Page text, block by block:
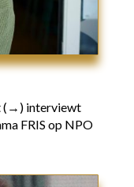
(→)interviewt
FRIS op NPO